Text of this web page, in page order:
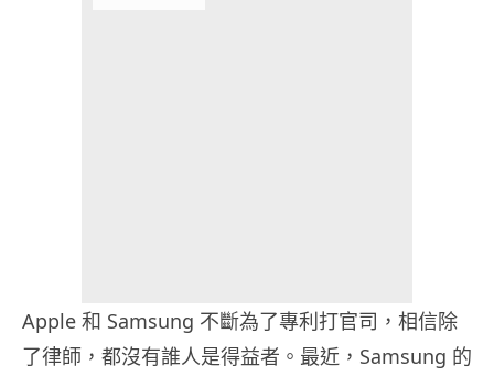
Apple 和 Samsung 不斷為了專利打官司，相信除
了律師，都沒有誰人是得益者。最近，Samsung 的